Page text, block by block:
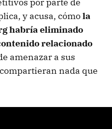
y acusa, cómola
habría eliminado
relacionado
amenazar a sus
nada que